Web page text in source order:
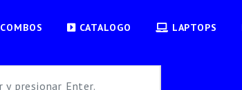
COMBOS CATALOGO LAPTOPS